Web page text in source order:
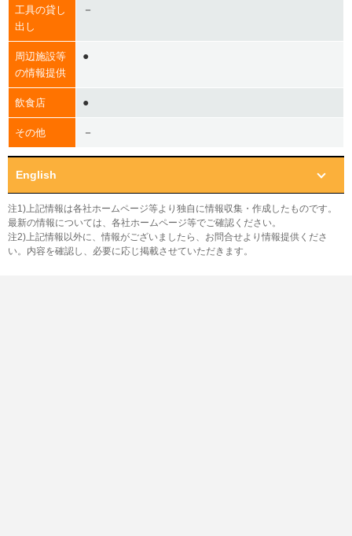
工具の貸し
出し
－
周辺施設等
の情報提供
●
飲食店 ●
その他 －
English
注1)上記情報は各社ホームページ等より独自に情報収集・作成したものです。
最新の情報については、各社ホームページ等でご確認ください。
注2)上記情報以外に、情報がございましたら、お問合せより情報提供くださ
い。内容を確認し、必要に応じ掲載させていただきます。